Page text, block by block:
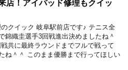
店！アイパッド修理もクイッ
クイック 岐阜駅前店です♪ テニス全
錦織圭選手3回戦進出決めましたね＾
戦共に最終ラウンドまでフルで戦って
ね＾＾ このまま優勝まで行ってほしい